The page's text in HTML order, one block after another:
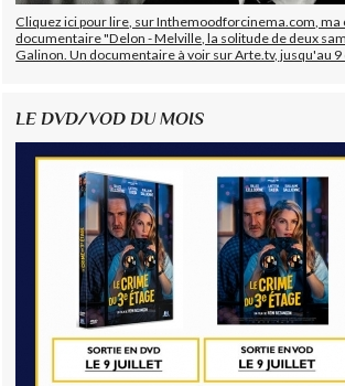
Cliquez ici pour lire, sur Inthemoodforcinema.com, ma
documentaire "Delon - Melville, la solitude de deux
Galinon. Un documentaire à voir sur Arte.tv, jusqu'au 9
LE DVD/VOD DU MOIS